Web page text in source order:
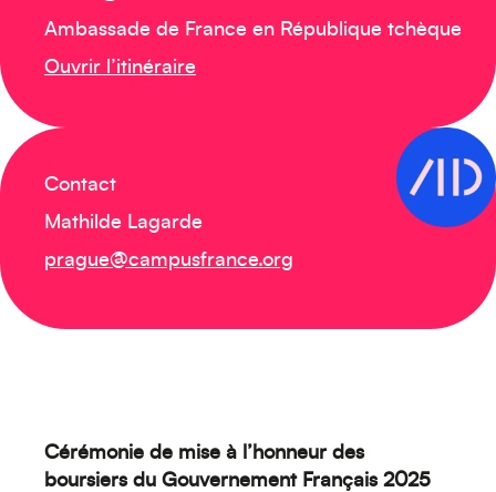
Ambassade de France en République tchèque
Ouvrir l’itinéraire
Contact
Mathilde Lagarde
prague@campusfrance.org
Cérémonie de mise à l’honneur des
boursiers du Gouvernement Français 2025
Créez votre événement